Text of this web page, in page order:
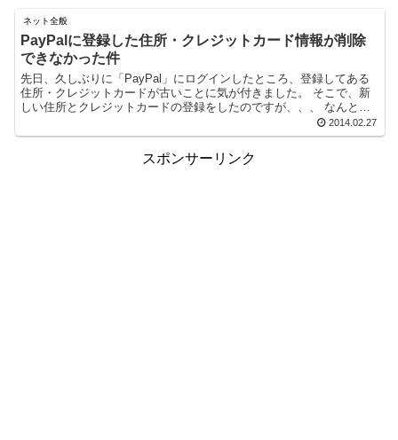
ネット全般
PayPalに登録した住所・クレジットカード情報が削除
できなかった件
先日、久しぶりに「PayPal」にログインしたところ、登録してある
住所・クレジットカードが古いことに気が付きました。 そこで、新
しい住所とクレジットカードの登録をしたのですが、、、 なんと、
2014.02.27
スポンサーリンク